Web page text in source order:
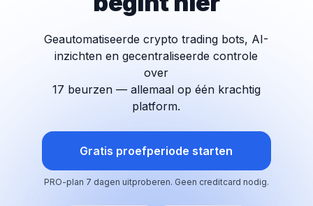
Geautomatiseerde crypto trading bots, AI-
inzichten en gecentraliseerde controle
over
17 beurzen — allemaal op één krachtig
platform.
Gratis proefperiode starten
PRO-plan 7 dagen uitproberen. Geen creditcard nodig.